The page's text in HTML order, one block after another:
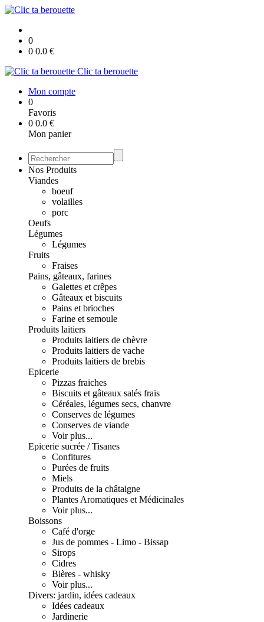
0
0 0.0 €
Clic ta berouette
Mon compte
0
Favoris
0 0.0 €
Mon panier
Nos Produits
Viandes
boeuf
volailles
porc
Oeufs
Légumes
Légumes
Fruits
Fraises
Pains, gâteaux, farines
Galettes et crêpes
Gâteaux et biscuits
Pains et brioches
Farine et semoule
Produits laitiers
Produits laitiers de chèvre
Produits laitiers de vache
Produits laitiers de brebis
Epicerie
Pizzas fraiches
Biscuits et gâteaux salés frais
Céréales, légumes secs, chanvre
Conserves de légumes
Conserves de viande
Voir plus...
Epicerie sucrée / Tisanes
Confitures
Purées de fruits
Miels
Produits de la châtaigne
Plantes Aromatiques et Médicinales
Voir plus...
Boissons
Café d'orge
Jus de pommes - Limo - Bissap
Sirops
Cidres
Bières - whisky
Voir plus...
Divers: jardin, idées cadeaux
Idées cadeaux
Jardinerie